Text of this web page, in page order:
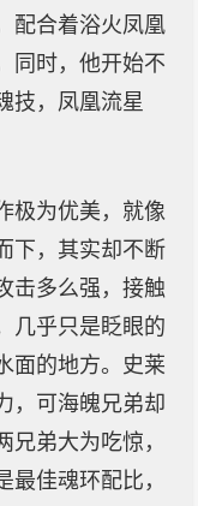
配合着浴火凤凰
同时，他开始不
技，凤凰流星
极为优美，就像
下，其实却不断
击多么强，接触
几乎只是眨眼的
面的地方。史莱
，可海魄兄弟却
弟大为吃惊，
佳魂环配比，